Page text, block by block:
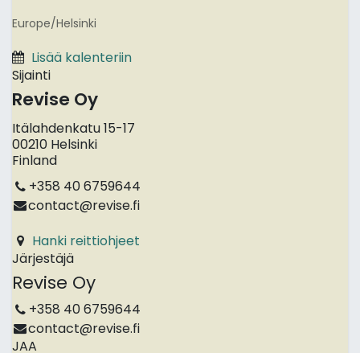
Europe/Helsinki
Lisää kalenteriin
Sijainti
Revise Oy
Itälahdenkatu 15-17
00210 Helsinki
Finland
+358 40 6759644
contact@revise.fi
Hanki reittiohjeet
Järjestäjä
Revise Oy
+358 40 6759644
contact@revise.fi
JAA